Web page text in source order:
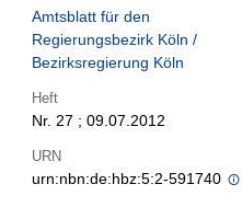
Amtsblatt für den
Regierungsbezirk Köln /
Bezirksregierung Köln
Heft
Nr. 27 ; 09.07.2012
URN
urn:nbn:de:hbz:5:2-591740